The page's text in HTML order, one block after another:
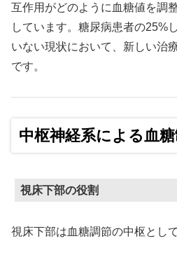
互作用がどのように血糖値を調
しています。糖尿病患者の25%
いない現状において、新しい治
です。
中枢神経系による血
視床下部の役割
視床下部は血糖調節の中枢とし